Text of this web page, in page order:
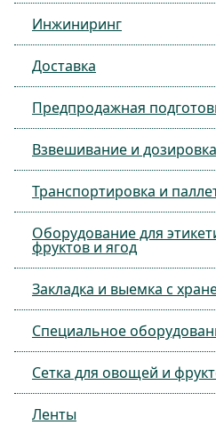
Инжиниринг
Доставка
Предпродажная
Взвешивание и дозировка
Транспортировка и
Оборудование для
фруктов и ягод
Закладка и выемка с
Специальное
Сетка для овощей и
Ленты